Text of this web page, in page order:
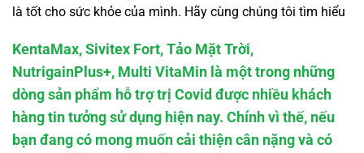
là tốt cho sức khỏe của mình. Hãy cùng chúng tôi tìm hiểu
KentaMax, Sivitex Fort, Tảo Mặt Trời,
NutrigainPlus+, Multi VitaMin là một trong những
dòng sản phẩm hỗ trợ trị Covid được nhiều khách
hàng tin tưởng sử dụng hiện nay. Chính vì thế, nếu
bạn đang có mong muốn cải thiện cân nặng và có